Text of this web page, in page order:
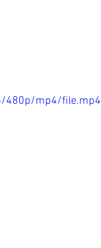
480p/mp4/file.mp4